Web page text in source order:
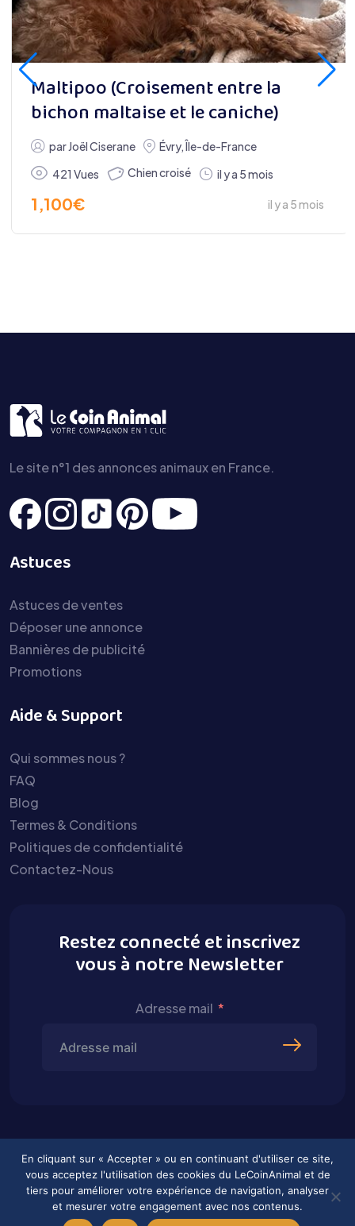
Maltipoo (Croisement entre la
bichon maltaise et le caniche)
parJoël Ciserane Évry,Île-de-France
421 Vues
Chien croisé il y a 5 mois
1,100€ il y a 5 mois
Le site n°1 des annonces animaux en France.
Astuces
Astuces de ventes
Déposer une annonce
Bannières de publicité
Promotions
Aide & Support
Qui sommes nous ?
FAQ
Blog
Termes & Conditions
Politiques de confidentialité
Contactez-Nous
Restez connecté et inscrivez
vous à notre Newsletter
Adresse mail
2026 © Tous droits réservés
En cliquant sur « Accepter » ou en continuant d'utiliser ce site,
vous acceptez l'utilisation des cookies du LeCoinAnimal et de
tiers pour améliorer votre expérience de navigation, analyser
et mesurer votre engagement avec nos contenus.